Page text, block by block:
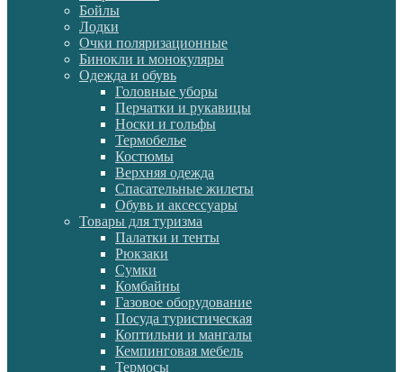
Бойлы
Лодки
Очки поляризационные
Бинокли и монокуляры
Одежда и обувь
Головные уборы
Перчатки и рукавицы
Носки и гольфы
Термобелье
Костюмы
Верхняя одежда
Спасательные жилеты
Обувь и аксессуары
Товары для туризма
Палатки и тенты
Рюкзаки
Сумки
Комбайны
Газовое оборудование
Посуда туристическая
Коптильни и мангалы
Кемпинговая мебель
Термосы